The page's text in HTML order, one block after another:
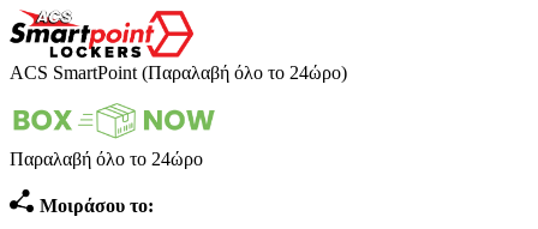
ACS SmartPoint (Παραλαβή όλο το 24ώρο)
Παραλαβή όλο το 24ώρο
Μοιράσου το: